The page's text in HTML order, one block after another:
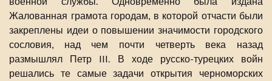
Жалованная грамота городам, в которой отчасти были
закреплены идеи о повышении значимости городского
сословия, над чем почти четверть века назад
размышлял Петр III. В ходе русско-турецких войн
решались те самые задачи открытия черноморских